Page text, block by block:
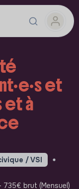
et
et à
/ VSI
735€ brut (Mensuel)